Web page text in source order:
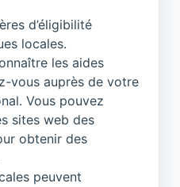
d’éligibilité
locales.
les aides
vous auprès de votre
Vous pouvez
sites web des
obtenir des
peuvent